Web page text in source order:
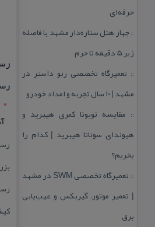
حرفه‌ای
::چهار هتل‌ ستاره‌دار مشهد با فاصله
زیر 5 دقیقه تا حرم
:: تعمیرگاه تخصصی رنو داستر در
مشهد | ۱۰ سال تجربه و امداد خودرو
:: مقایسه تویوتا كمری هیبرید و
هیوندای سوناتا هیبرید | كدام را
بخریم؟
::
تعمیرگاه تخصصی SWM در مشهد
| تعمیر موتور، گیربكس و عیب‌یابی
برق